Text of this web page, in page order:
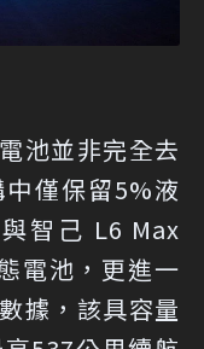
池並非完全去
僅保留5%液
智己 L6 Max
電池，更進一
據，該具容量